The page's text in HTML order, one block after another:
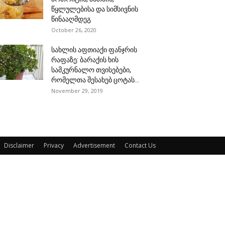
წყლულებისა და სიმსივნის
წინააღმდეგ
October 26, 2020
სახლის აფთიაქი ფანჯრის
რაფაზე: ბარაქის ხის
სამკურნალო თვისებები,
რომელთა შესახებ ცოტას...
November 29, 2019
Disclaimer Privacy Advertisement Contact Us